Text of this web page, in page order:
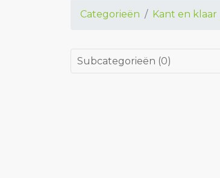
Categorieën Kant en klaar
Subcategorieën (0)